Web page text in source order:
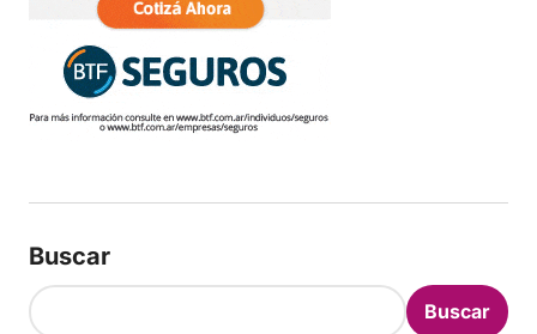
Buscar
Buscar